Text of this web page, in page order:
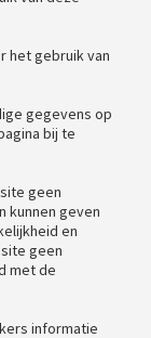
het gebruik van
gegevens op
bij te
geen
kunnen geven
en
geen
met de
informatie